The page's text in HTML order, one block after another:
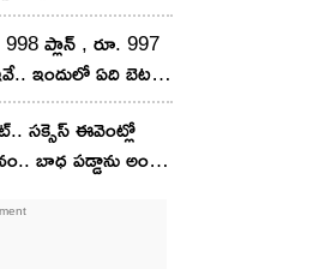
ప్లాన్ , రూ. 997
ఇందులో ఏది బెటర్?
ఒకటేనా?
సక్సెస్ ఈవెంట్లో
బాధ పడ్డాను అంటూ